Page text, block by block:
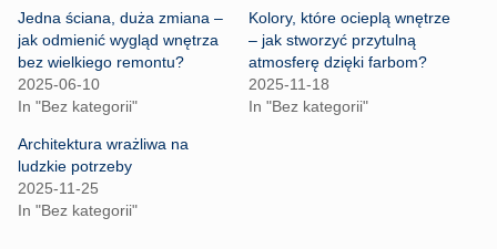
h
a
r
e
o
n
w
t
t
e
r
(
O
a
r
e
o
a
e
b
o
(
Jedna ściana, duża zmiana –
jak odmienić wygląd wnętrza
bez wielkiego remontu?
2025-06-10
In "Bez kategorii"
Kolory, które ocieplą wnętrze
– jak stworzyć przytulną
atmosferę dzięki farbom?
2025-11-18
In "Bez kategorii"
Architektura wrażliwa na
ludzkie potrzeby
2025-11-25
In "Bez kategorii"